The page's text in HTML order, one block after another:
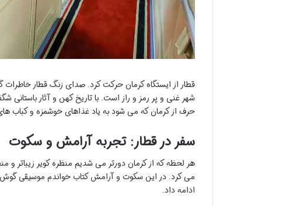
قطار از ایستگاه کرمان حرکت کرد. صدای زنگ قطار
شهر غنی و پر رمز و راز است. با تاریخ کهن و آثار
حرف از کرمان که می شود به یاد غذاهای خوشمزه و کباب
سفر در قطار: تجربه آرامش و سکوت
هر لحظه که از کرمان دورتر می شدیم منظره کویر
می کرد. در این سکوت و آرامش کتاب خواندم موسیقی
ادامه داد.